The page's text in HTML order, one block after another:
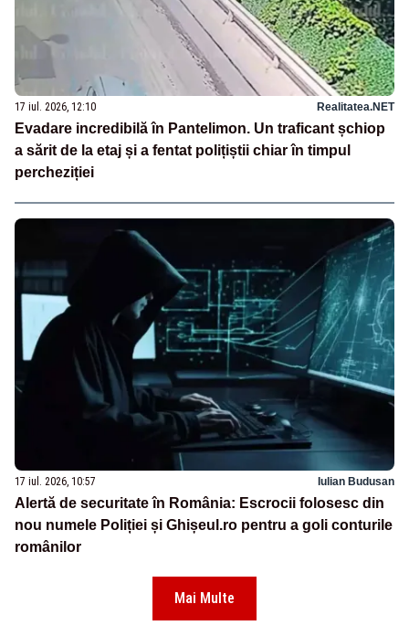
17 iul. 2026, 12:10 Realitatea.NET
Evadare incredibilă în Pantelimon. Un traficant șchiop
a sărit de la etaj și a fentat polițiștii chiar în timpul
percheziției
17 iul. 2026, 10:57 Iulian Budusan
Alertă de securitate în România: Escrocii folosesc din
nou numele Poliției și Ghișeul.ro pentru a goli conturile
românilor
Mai Multe